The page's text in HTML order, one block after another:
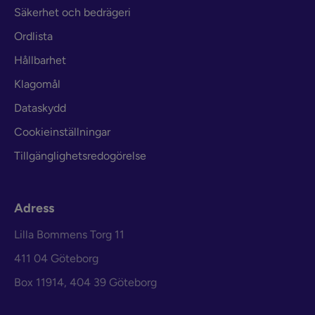
Säkerhet och bedrägeri
Ordlista
Hållbarhet
Klagomål
Dataskydd
Cookieinställningar
Tillgänglighetsredogörelse
Adress
Lilla Bommens Torg 11
411 04 Göteborg
Box 11914, 404 39 Göteborg